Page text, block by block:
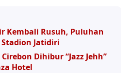
Kembali Rusuh, Puluhan
Jatidiri
Dihibur “Jazz Jehh”
Hotel